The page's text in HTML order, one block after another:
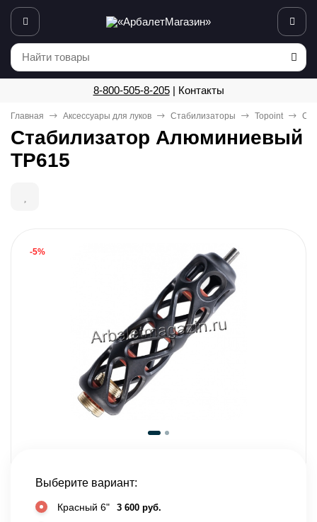
8-800-505-8-205| Контакты
Главная Аксессуары для луков Стабилизаторы Topoint
Стабилизатор Алюминиевый
TP615
-5%
Выберите вариант:
Красный 6" 3 600 руб.